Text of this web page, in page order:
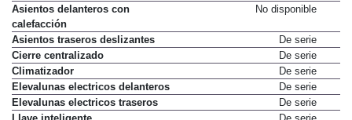
Asientos delanteros con
calefacción
No disponible
Asientos traseros deslizantes
De serie
Cierre centralizado
De serie
Climatizador
De serie
Elevalunas electricos delanteros
De serie
Elevalunas electricos traseros
De serie